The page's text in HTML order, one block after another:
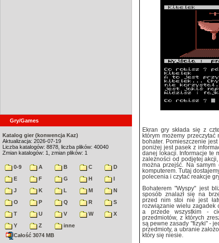
Gry/Games
Katalog gier (konwencja Kaz)
Aktualizacja: 2026-07-19
Liczba katalogów: 8878, liczba plików: 40040
Zmian katalogów: 1, zmian plików: 1
0-9 A B C
D
E
F G H
I
J
K L M
N
O
P Q R
S
T
U V W
X
Y
Z
inne
Całość 3074 MB
Ekran gry składa się z
którym możemy
bohater. Pomieszczenie
poniżej jest pasek z
danej lokacji. Informacje te
zależności od podjętej
można przejść. Na
komputerem. Tutaj
polecenia i czytać reakcje
Bohaterem "Wyspy" jest
sposób znalazł się na
przed nim stoi nie jest
rozwiązanie wielu zagadek
a przede wszystkim -
przedmiotów, z których
są pewne zasady "fizyki" -
przedmioty, a ubranie
który się niesie.